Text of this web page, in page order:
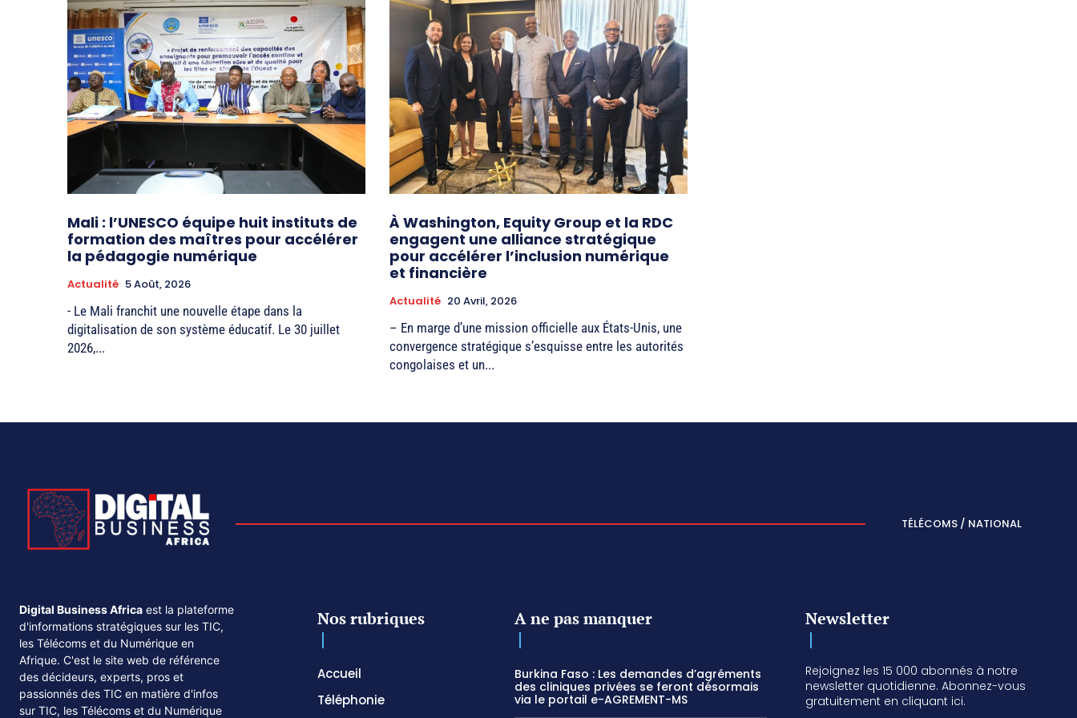
Mali : l’UNESCO équipe huit instituts de
formation des maîtres pour accélérer
la pédagogie numérique
Actualité 5 Août, 2026
- Le Mali franchit une nouvelle étape dans la
digitalisation de son système éducatif. Le 30 juillet
2026,...
À Washington, Equity Group et la RDC
engagent une alliance stratégique
pour accélérer l’inclusion numérique
et financière
Actualité 20 Avril, 2026
– En marge d’une mission officielle aux États-Unis, une
convergence stratégique s’esquisse entre les autorités
congolaises et un...
TÉLÉCOMS / NATIONAL
Digital Business Africa est la plateforme
d'informations stratégiques sur les TIC,
les Télécoms et du Numérique en
Afrique. C'est le site web de référence
des décideurs, experts, pros et
passionnés des TIC en matière d'infos
sur TIC, les Télécoms et du Numérique
Nos rubriques
Accueil
Téléphonie
A ne pas manquer
Burkina Faso : Les demandes d’agréments
des cliniques privées se feront désormais
via le portail e-AGREMENT-MS
Newsletter
Rejoignez les 15 000 abonnés à notre
newsletter quotidienne. Abonnez-vous
gratuitement en cliquant ici.